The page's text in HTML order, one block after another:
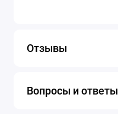
Отзывы
Вопросы и ответы